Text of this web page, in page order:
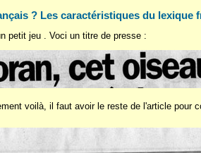
? Les caractéristiques du lexique
petit jeu . Voci un titre de presse :
voilà, il faut avoir le reste de l'article pour